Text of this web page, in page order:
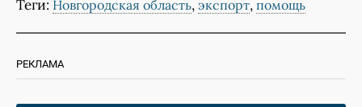
Теги: Новгородская область, экспорт, помощь
РЕКЛАМА